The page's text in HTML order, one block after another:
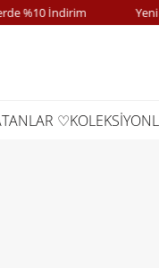
İndirim Yeni
♡